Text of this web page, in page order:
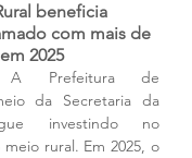
beneficia
com mais de
2025
A Prefeitura de
da Secretaria da
investindo no
rural. Em 2025, o